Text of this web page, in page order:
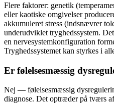
Flere faktorer: genetik
eller kaotiske omgivelser
akkumuleret stress (indsnævrer
underudviklet tryghedssystem.
en nervesystemkonfiguration
Tryghedssystemet kan styrkes i
Er følelsesmæssig
Nej — følelsesmæssig
diagnose. Det optræder på tværs